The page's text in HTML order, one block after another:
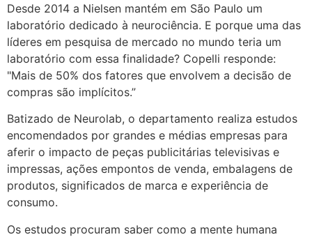
Desde 2014 a Nielsen mantém em São Paulo um
laboratório dedicado à neurociência. E porque uma das
líderes em pesquisa de mercado no mundo teria um
laboratório com essa finalidade? Copelli responde:
"Mais de 50% dos fatores que envolvem a decisão de
compras são implícitos.”
Batizado de Neurolab, o departamento realiza estudos
encomendados por grandes e médias empresas para
aferir o impacto de peças publicitárias televisivas e
impressas, ações empontos de venda, embalagens de
produtos, significados de marca e experiência de
consumo.
Os estudos procuram saber como a mente humana